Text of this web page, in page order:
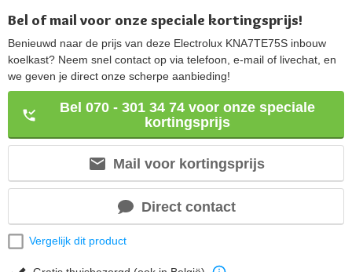
Bel of mail voor onze speciale kortingsprijs!
Benieuwd naar de prijs van deze Electrolux KNA7TE75S inbouw
koelkast? Neem snel contact op via telefoon, e-mail of livechat, en
we geven je direct onze scherpe aanbieding!
Bel 070 - 301 34 74 voor onze speciale
kortingsprijs
Mail voor kortingsprijs
Direct contact
Vergelijk dit product